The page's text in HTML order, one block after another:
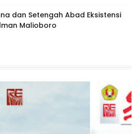
dan Setengah Abad Eksistensi
Malioboro